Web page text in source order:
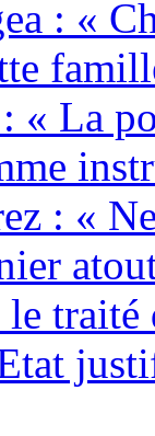
: «
« La
: «
le traité